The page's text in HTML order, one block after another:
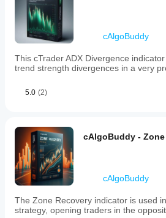
cAlgoBuddy
This cTrader ADX Divergence
trend strength divergences in a very
5.0 (2)
cAlgoBuddy -
cAlgoBuddy
The Zone Recovery indicator is used
strategy, opening traders in the